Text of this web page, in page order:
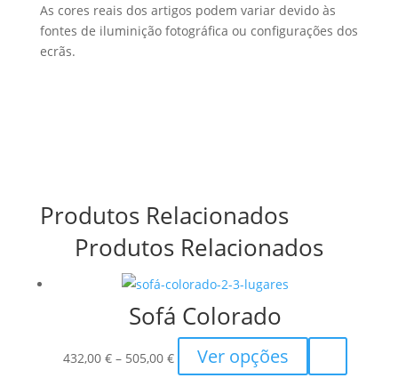
As cores reais dos artigos podem variar devido às
fontes de iluminição fotográfica ou configurações dos
ecrãs.
Produtos Relacionados
Produtos Relacionados
Sofá Colorado
432,00 € – 505,00 €Price
range:
Ver opções
product